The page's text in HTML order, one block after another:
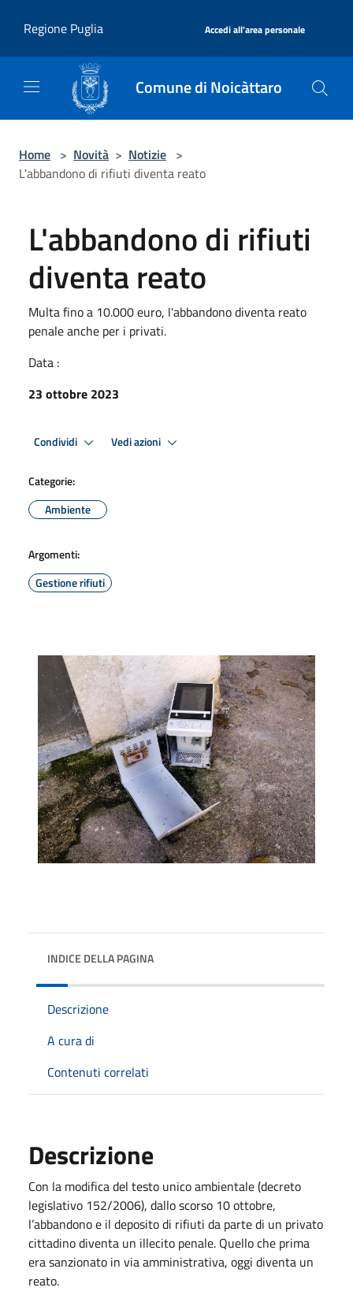
Regione Puglia
Accedi all'area personale
Comune di Noicàttaro
Home > Novità > Notizie >
L'abbandono di rifiuti diventa reato
L'abbandono di rifiuti
diventa reato
Multa fino a 10.000 euro, l'abbandono diventa reato
penale anche per i privati.
Data :
23 ottobre 2023
Condividi Vedi azioni
Categorie:
Ambiente
Argomenti:
Gestione rifiuti
INDICE DELLA PAGINA
Descrizione
A cura di
Contenuti correlati
Descrizione
Con la modifica del testo unico ambientale (decreto
legislativo 152/2006), dallo scorso 10 ottobre,
l’abbandono e il deposito di rifiuti da parte di un privato
cittadino diventa un illecito penale. Quello che prima
era sanzionato in via amministrativa, oggi diventa un
reato.